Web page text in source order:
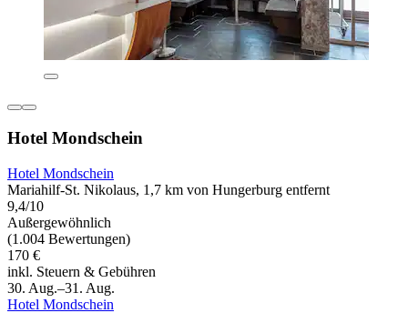
Hotel Mondschein
Hotel Mondschein
Mariahilf-St. Nikolaus, 1,7 km von Hungerburg entfernt
9,4/10
Außergewöhnlich
(1.004 Bewertungen)
170 €
inkl. Steuern & Gebühren
30. Aug.–31. Aug.
Hotel Mondschein